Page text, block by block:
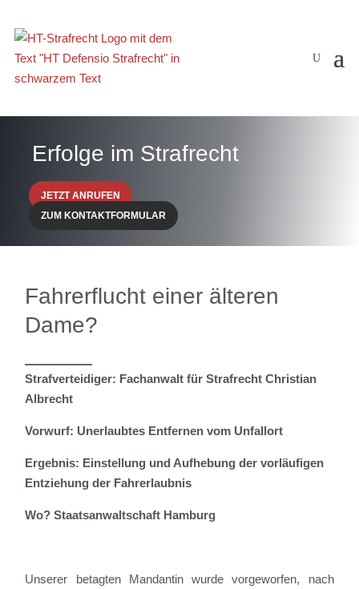
Erfolge im Strafrecht
JETZT ANRUFEN
ZUM KONTAKTFORMULAR
Fahrerflucht einer älteren
Dame?
Strafverteidiger: Fachanwalt für Strafrecht Christian
Albrecht
Vorwurf: Unerlaubtes Entfernen vom Unfallort
Ergebnis: Einstellung und Aufhebung der vorläufigen
Entziehung der Fahrerlaubnis
Wo? Staatsanwaltschaft Hamburg
Unserer betagten Mandantin wurde vorgeworfen, nach